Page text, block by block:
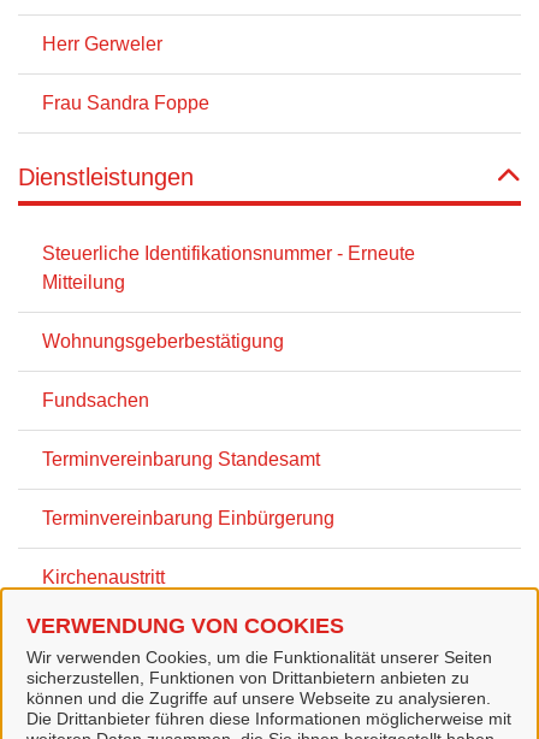
VERWENDUNG VON COOKIES
Wir verwenden Cookies, um die Funktionalität unserer Seiten
sicherzustellen, Funktionen von Drittanbietern anbieten zu
können und die Zugriffe auf unsere Webseite zu analysieren.
Die Drittanbieter führen diese Informationen möglicherweise mit
Herr Gerweler
Frau Sandra Foppe
Dienstleistungen
Steuerliche Identifikationsnummer - Erneute
Mitteilung
Wohnungsgeberbestätigung
Fundsachen
Terminvereinbarung Standesamt
Terminvereinbarung Einbürgerung
Kirchenaustritt
Einbürgerung
Vaterschaftsanerkennung